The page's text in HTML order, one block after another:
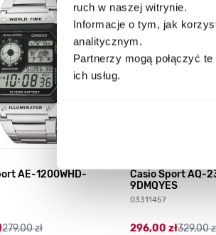
ruch w naszej witrynie.
Informacje o tym, jak
analitycznym.
Partnerzy mogą połączyć
ich usług.
AE-1200WHD-
279,00 zł
Casio Sport AQ-
9DMQYES
03311457
296,00 zł329,00